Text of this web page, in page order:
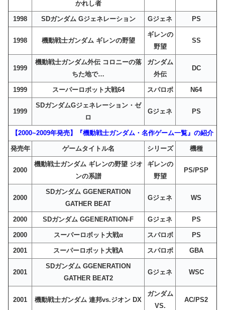
かれし者
1998 SDガンダム Gジェネレーション Gジェネ PS
1998 機動戦士ガンダム ギレンの野望
ギレンの
野望
SS
1999
機動戦士ガンダム外伝 コロニーの落
ちた地で…
ガンダム
外伝
DC
1999 スーパーロボット大戦64 スパロボ N64
1999
SDガンダムGジェネレーション・ゼ
ロ
Gジェネ PS
【2000~2009年発売】『機動戦士ガンダム・名作ゲーム一覧』の紹介
発売年 ゲームタイトル名 シリーズ 機種
2000
機動戦士ガンダム ギレンの野望 ジオ
ンの系譜
ギレンの
野望
PS/PSP
2000
SDガンダム GGENERATION
GATHER BEAT
Gジェネ WS
2000 SDガンダム GGENERATION-F Gジェネ PS
2000 スーパーロボット大戦α スパロボ PS
2001 スーパーロボット大戦A スパロボ GBA
2001
SDガンダム GGENERATION
GATHER BEAT2
Gジェネ WSC
2001 機動戦士ガンダム 連邦vs.ジオン DX
ガンダム
VS.
AC/PS2